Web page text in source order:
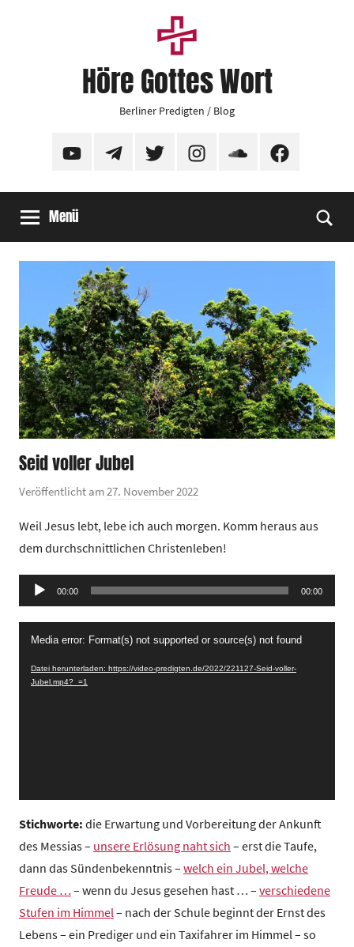
Höre Gottes Wort
Berliner Predigten / Blog
YouTubeTelegramTwitter InstagramSoundCloudFacebook
Menü
Seid voller Jubel
Veröffentlicht am27. November 2022
n
G
e
m
d
r
u
m
Weil Jesus lebt, lebe ich auch morgen. Komm heraus aus
dem durchschnittlichen Christenleben!
Audio-
Player
00:00 00:00
Video-
Media error: Format(s) not supported or source(s) not found
Datei herunterladen: https://video-predigten.de/2022/221127-Seid-voller-
Jubel.mp4?_=1
Stichworte: die Erwartung und Vorbereitung der Ankunft
des Messias – unsere Erlösung naht sich – erst die Taufe,
dann das Sündenbekenntnis – welch ein Jubel, welche
Freude … – wenn du Jesus gesehen hast … – verschiedene
Stufen im Himmel – nach der Schule beginnt der Ernst des
Lebens – ein Prediger und ein Taxifahrer im Himmel – so